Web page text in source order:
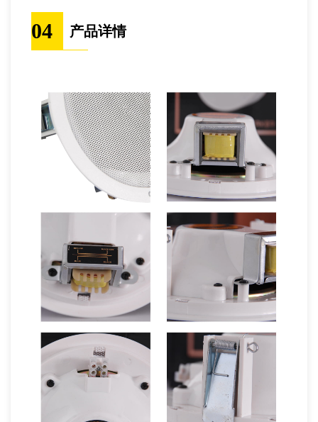
04 产品详情